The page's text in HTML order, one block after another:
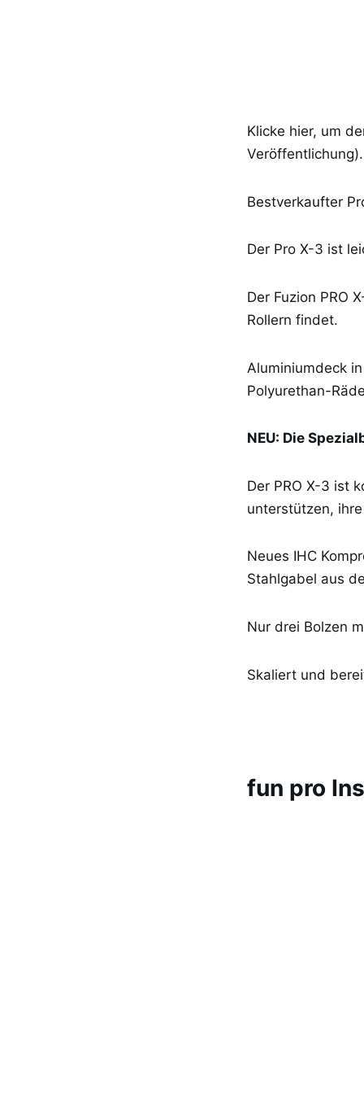
Klicke hier, um
Veröffentlichung).
Bestverkaufter
Der Pro X-3 ist
Der Fuzion PRO
Rollern findet.
Aluminiumdeck
Polyurethan-
NEU: Die
Der PRO X-3 ist
unterstützen,
Neues IHC
Stahlgabel aus
Nur drei Bolzen
Skaliert und
fun pro